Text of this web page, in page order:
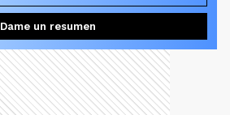
Dame un resumen